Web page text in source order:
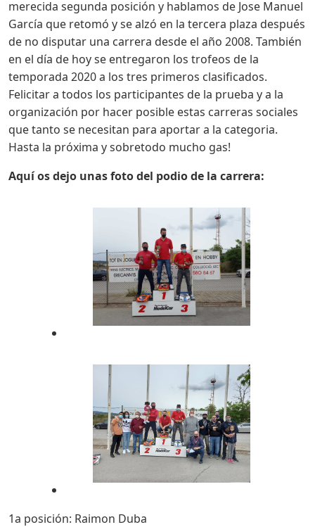
merecida segunda posición y hablamos de Jose Manuel
García que retomó y se alzó en la tercera plaza después
de no disputar una carrera desde el año 2008. También
en el día de hoy se entregaron los trofeos de la
temporada 2020 a los tres primeros clasificados.
Felicitar a todos los participantes de la prueba y a la
organización por hacer posible estas carreras sociales
que tanto se necesitan para aportar a la categoria.
Hasta la próxima y sobretodo mucho gas!
Aquí os dejo unas foto del podio de la carrera:
1a posición: Raimon Duba